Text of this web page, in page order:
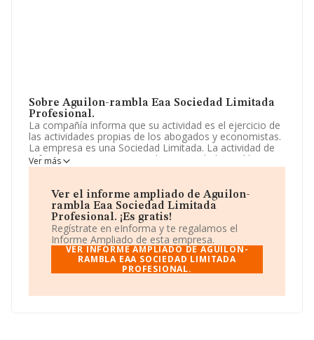
Sobre Aguilon-rambla Eaa Sociedad Limitada
Profesional.
La compañía informa que su actividad es el ejercicio de
las actividades propias de los abogados y economistas.
La empresa es una Sociedad Limitada. La actividad de
referencia CNAE corresponde a 'Actividades jurídicas',
cuyo Código es 6910. La empresa no tiene actividad en
La sociedad españolaAguilon-rambla Eaa Sociedad
Limitada Profesional , con NIF B99327637, está
situada en Calle Marina Española núm. 10 Piso 2 E,
(50006), Zaragoza, Aragón.
En relación con el sector y disponiendo de los datos de
hasta 28.030 empresas, la facturación en el ámbito
promedio de la facturación de ventas entre todas las
Ver más
Ver el informe ampliado de Aguilon-
rambla Eaa Sociedad Limitada
Profesional. ¡Es gratis!
Regístrate en eInforma y te regalamos el
Informe Ampliado de esta empresa.
VER INFORME AMPLIADO DE AGUILON-
RAMBLA EAA SOCIEDAD LIMITADA
PROFESIONAL.